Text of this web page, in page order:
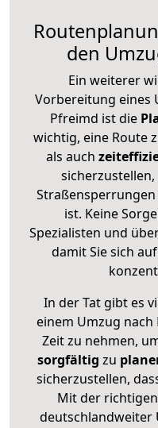
den
Ein weiterer
Vorbereitung eines
Pfreimd ist die
wichtig, eine Route
als auch
ist. Keine
Spezialisten und
damit Sie sich
In der Tat gibt es
einem Umzug nach
Zeit zu nehmen,
sorgfältig zu
sicherzustellen,
Mit der
deutschlandweiter